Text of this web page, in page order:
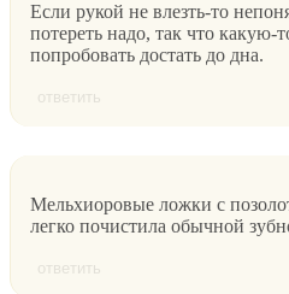
Если рукой не влезть-то
потереть надо, так что
попробовать достать до дна.
ответить
Мельхиоровые ложки с
легко почистила обычной
ответить